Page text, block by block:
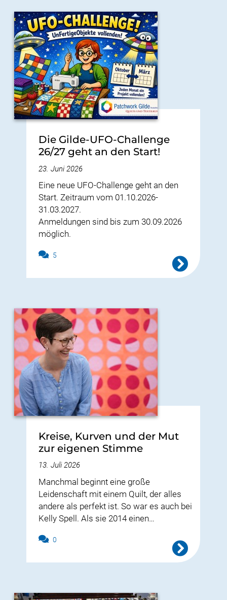
Die Gilde-UFO-Challenge
26/27 geht an den Start!
23. Juni 2026
Eine neue UFO-Challenge geht an den
Start. Zeitraum vom 01.10.2026-
31.03.2027.
Anmeldungen sind bis zum 30.09.2026
möglich.
5
Kreise, Kurven und der Mut
zur eigenen Stimme
13. Juli 2026
Manchmal beginnt eine große
Leidenschaft mit einem Quilt, der alles
andere als perfekt ist. So war es auch bei
Kelly Spell. Als sie 2014 einen…
0